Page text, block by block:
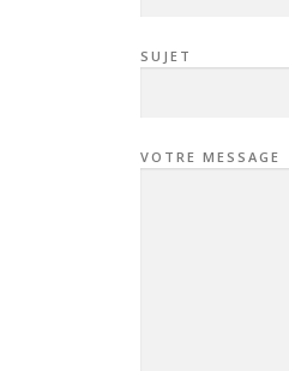
SUJET
VOTRE MESSAGE